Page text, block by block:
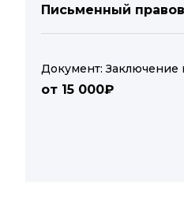
Письменный
Документ: Заключение
от 15 000₽